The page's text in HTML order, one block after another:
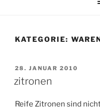
KATEGORIE:
VERÖFFENTLICHT
AM
28. JANUAR 2010
zitronen
Reife Zitronen sind